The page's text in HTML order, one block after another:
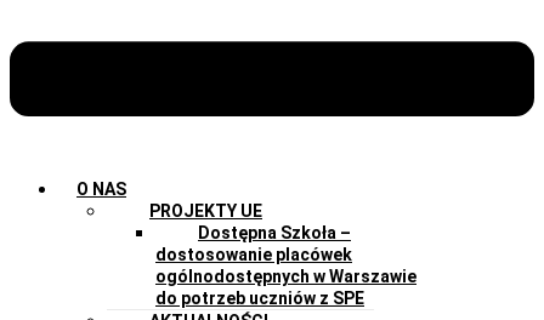
O NAS
PROJEKTY UE
Dostępna Szkoła –
dostosowanie placówek
ogólnodostępnych w Warszawie
do potrzeb uczniów z SPE